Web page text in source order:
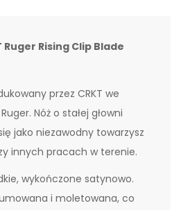
Ruger Rising Clip Blade
przez CRKT we
Nóż o stałej głowni
jako niezawodny towarzysz
innych pracach w terenie.
wykończone satynowo.
i moletowana, co